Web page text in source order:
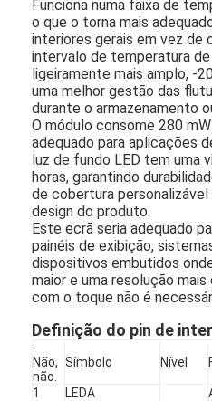
Início
Produtos
Vídeos
Sobre nós
Visita à Fábrica
Controle de qualidade
Notícias
Funciona numa faixa de
o que o torna mais
interiores gerais em vez de
intervalo de temperatura
ligeiramente mais amplo, -
uma melhor gestão das
durante o armazenamento
O módulo consome 280
adequado para aplicações
luz de fundo LED tem uma
horas, garantindo
de cobertura
design do produto.
Este ecrã seria adequado
painéis de exibição,
dispositivos embutidos
maior e uma resolução
com o toque não é
Definição do pin de
-
Não,
não.
Símbolo Nível
1 LEDA